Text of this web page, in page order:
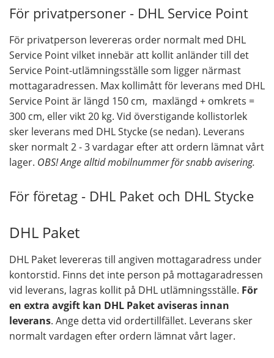
För privatpersoner - DHL Service Point
För privatperson levereras order normalt med DHL
Service Point vilket innebär att kollit anländer till det
Service Point-utlämningsställe som ligger närmast
mottagaradressen. Max kollimått för leverans med DHL
Service Point är längd 150 cm, maxlängd + omkrets =
300 cm, eller vikt 20 kg. Vid överstigande kollistorlek
sker leverans med DHL Stycke (se nedan). Leverans
sker normalt 2 - 3 vardagar efter att ordern lämnat vårt
lager. OBS! Ange alltid mobilnummer för snabb avisering.
För företag - DHL Paket och DHL Stycke
DHL Paket
DHL Paket levereras till angiven mottagaradress under
kontorstid. Finns det inte person på mottagaradressen
vid leverans, lagras kollit på DHL utlämningsställe. För
en extra avgift kan DHL Paket aviseras innan
leverans. Ange detta vid ordertillfället. Leverans sker
normalt vardagen efter ordern lämnat vårt lager.